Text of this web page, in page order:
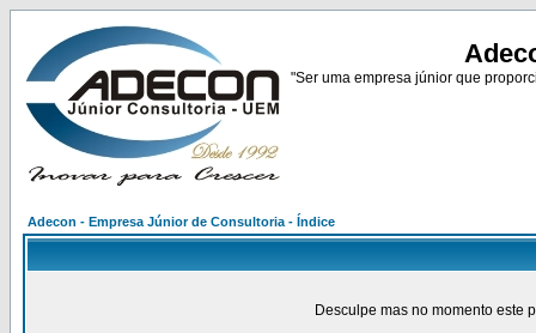
"Ser uma empresa júnior que
Adecon - Empresa Júnior de Consultoria - Índice
Desculpe mas no momento este